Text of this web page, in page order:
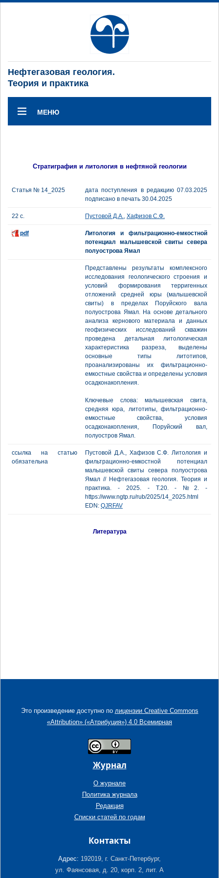
Нефтегазовая геология.
Теория и практика
МЕНЮ
Стратиграфия и литология в нефтяной геологии
Статья № 14_2025
дата поступления в редакцию 07.03.2025
подписано в печать 30.04.2025
22 с. Пустовой Д.А., Хафизов С.Ф.
pdf
Литология и фильтрационно-емкостной
потенциал малышевской свиты севера
полуострова Ямал
Представлены результаты комплексного
исследования геологического строения и
условий формирования терригенных
отложений средней юры (малышевской
свиты) в пределах Поруйского вала
полуострова Ямал. На основе детального
анализа кернового материала и данных
геофизических исследований скважин
проведена детальная литологическая
характеристика разреза, выделены
основные типы литотипов,
проанализированы их фильтрационно-
емкостные свойства и определены условия
осадконакопления.
Ключевые слова: малышевская свита,
средняя юра, литотипы, фильтрационно-
емкостные свойства, условия
осадконакопления, Поруйский вал,
полуостров Ямал.
ссылка на статью
обязательна
Пустовой Д.А., Хафизов С.Ф. Литология и
фильтрационно-емкостной потенциал
малышевской свиты севера полуострова
Ямал // Нефтегазовая геология. Теория и
практика. - 2025. - Т.20. - №2. -
https://www.ngtp.ru/rub/2025/14_2025.html
EDN: QJRFAV
Литература
Это произведение доступно по лицензии Creative Commons
«Attribution» («Атрибуция») 4.0 Всемирная
Журнал
О журнале
Политика журнала
Редакция
Списки статей по годам
Контакты
Адрес: 192019, г. Санкт-Петербург,
ул. Фаянсовая, д. 20, корп. 2, лит. А